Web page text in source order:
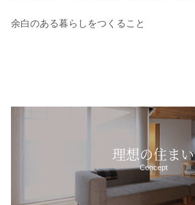
余白のある暮らしをつくること
理想の住まい
Concept